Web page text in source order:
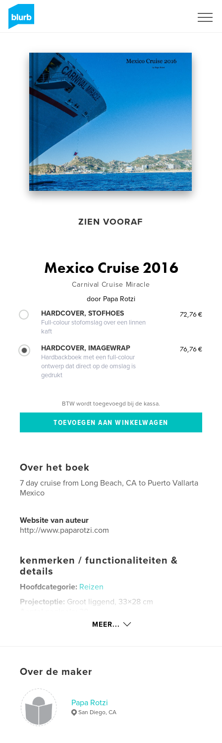
ZIEN VOORAF
Mexico Cruise 2016
Carnival Cruise Miracle
door Papa Rotzi
HARDCOVER, STOFHOES
Full-colour stofomslag over een linnen
kaft
72,76 €
HARDCOVER, IMAGEWRAP
Hardbackboek met een full-colour
ontwerp dat direct op de omslag is
gedrukt
76,76 €
BTW wordt toegevoegd bij de kassa.
Over het boek
7 day cruise from Long Beach, CA to Puerto Vallarta
Mexico
Website van auteur
http://www.paparotzi.com
kenmerken / functionaliteiten &
details
Hoofdcategorie: Reizen
Projectoptie: Groot liggend, 33×28 cm
ok 27, 2016
Cruise , Carnival
MEER...
Over de maker
Papa Rotzi
San Diego, CA